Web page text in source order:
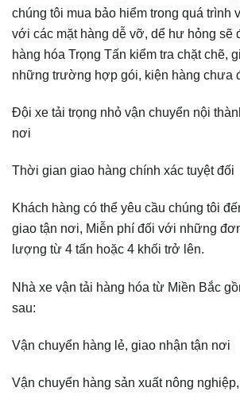
chúng tôi mua bảo hiểm trong quá trình
với các mặt hàng dễ vỡ, dể hư hỏng sẽ
hàng hóa Trọng Tấn kiểm tra chặt chẽ,
những trường hợp gói, kiện hàng chưa
Đội xe tải trọng nhỏ vận chuyển nội
nơi
Thời gian giao hàng chính xác tuyệt đối
Khách hàng có thể yêu cầu chúng tôi
giao tận nơi, Miễn phí đối với những
lượng từ 4 tấn hoặc 4 khối trở lên.
Nhà xe vận tải hàng hóa từ Miền Bắc
sau:
Vận chuyển hàng lẻ, giao nhận tận nơi
Vận chuyển hàng sản xuất nông